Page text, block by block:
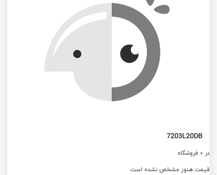
7203L20DB
در 0 فروشگاه
قیمت هنوز مشخص نشده است